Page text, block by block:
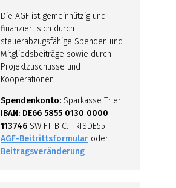
Die AGF ist gemeinnützig und
finanziert sich durch
steuerabzugsfähige Spenden und
Mitgliedsbeiträge sowie durch
Projektzuschüsse und
Kooperationen.
Spendenkonto: Sparkasse Trier
IBAN: DE66 5855 0130 0000
113746 SWIFT-BIC: TRISDE55.
AGF-Beitrittsformular oder
Beitragsveränderung